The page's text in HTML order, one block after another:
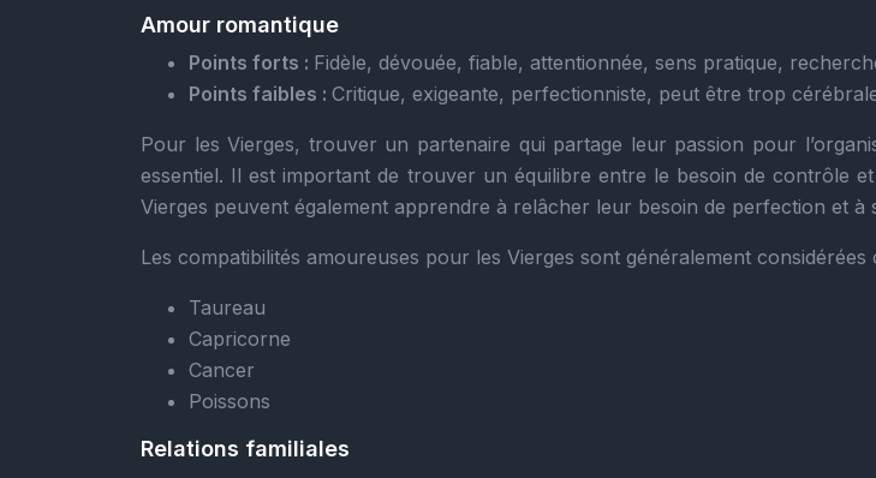
Amour romantique
Points forts : Fidèle, dévouée, fiable, attentionnée, sens pratique,
Points faibles : Critique, exigeante, perfectionniste, peut être trop
Pour les Vierges, trouver un partenaire qui partage leur passion pour
essentiel. Il est important de trouver un équilibre entre le besoin de contrôle
Vierges peuvent également apprendre à relâcher leur besoin de perfection et à
Les compatibilités amoureuses pour les Vierges sont généralement considérées
Taureau
Capricorne
Cancer
Poissons
Relations familiales